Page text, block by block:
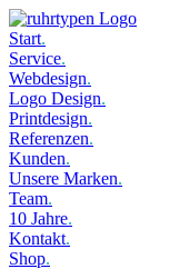
Start.
Service.
Webdesign.
Logo Design.
Printdesign.
Referenzen.
Kunden.
Unsere Marken.
Team.
10 Jahre.
Kontakt.
Shop.